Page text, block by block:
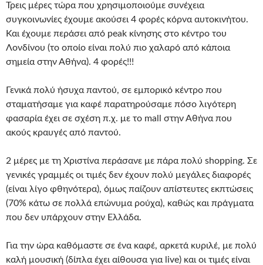
Τρεις μέρες τώρα που χρησιμοποιούμε συνέχεια
συγκοινωνίες έχουμε ακούσει 4 φορές κόρνα αυτοκινήτου.
Και έχουμε περάσει από peak κίνησης στο κέντρο του
Λονδίνου (το οποίο είναι πολύ πιο χαλαρό από κάποια
σημεία στην Αθήνα). 4 φορές!!!
Γενικά πολύ ήσυχα παντού, σε εμπορικό κέντρο που
σταματήσαμε για καφέ παρατηρούσαμε πόσο λιγότερη
φασαρία έχει σε σχέση π.χ. με το mall στην Αθήνα που
ακούς κραυγές από παντού.
2 μέρες με τη Χριστίνα περάσανε με πάρα πολύ shopping. Σε
γενικές γραμμές οι τιμές δεν έχουν πολύ μεγάλες διαφορές
(είναι λίγο φθηνότερα), όμως παίζουν απίστευτες εκπτώσεις
(70% κάτω σε πολλά επώνυμα ρούχα), καθώς και πράγματα
που δεν υπάρχουν στην Ελλάδα.
Για την ώρα καθόμαστε σε ένα καφέ, αρκετά κυριλέ, με πολύ
καλή μουσική (δίπλα έχει αίθουσα για live) και οι τιμές είναι